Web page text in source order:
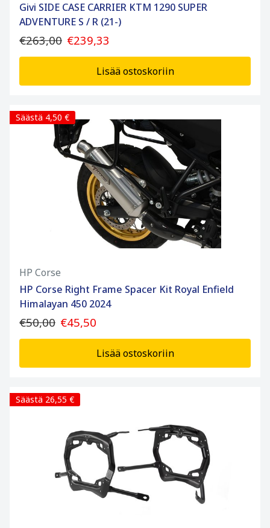
Givi SIDE CASE CARRIER KTM 1290 SUPER
ADVENTURE S / R (21-)
€263,00 €239,33
Lisää ostoskoriin
Säästä 4,50 €
HP Corse
HP Corse Right Frame Spacer Kit Royal Enfield
Himalayan 450 2024
€50,00 €45,50
Lisää ostoskoriin
Säästä 26,55 €